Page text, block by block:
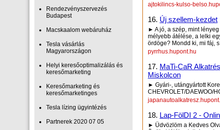
Rendezvényszervezés
Budapest
Macskaalom webáruház
Tesla vásárlás
Magyarországon
Helyi keresőoptimalizálás és
keresőmarketing
Keresőmarketing és
keresőmarketinges
Tesla lízing ügyintézés
Partnerek 2020 07 05
ajtokilincs-kulso-
16. Új szellem-kezdet
► A jó, a szép, mint
mélyebb átélése, a lelki
ördöge? Mondd ki, mi fáj,
pyrrhus.hupont.hu
17. MaTi-CaR
Miskolcon
► Gyári-, utángyártott
CHEVROLET/DAEWOO/
18. Lap-FölDI 2 -
► Üdvözlöm a Kedves